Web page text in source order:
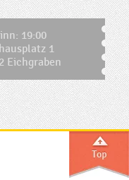
19:00
1
Eichgraben